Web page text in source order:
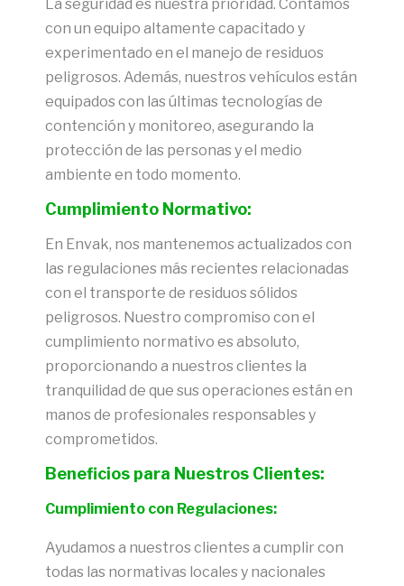
La seguridad es nuestra prioridad. Contamos
con un equipo altamente capacitado y
experimentado en el manejo de residuos
peligrosos. Además, nuestros vehículos están
equipados con las últimas tecnologías de
contención y monitoreo, asegurando la
protección de las personas y el medio
ambiente en todo momento.
Cumplimiento Normativo:
En Envak, nos mantenemos actualizados con
las regulaciones más recientes relacionadas
con el transporte de residuos sólidos
peligrosos. Nuestro compromiso con el
cumplimiento normativo es absoluto,
proporcionando a nuestros clientes la
tranquilidad de que sus operaciones están en
manos de profesionales responsables y
comprometidos.
Beneficios para Nuestros Clientes:
Cumplimiento con Regulaciones:
Ayudamos a nuestros clientes a cumplir con
todas las normativas locales y nacionales